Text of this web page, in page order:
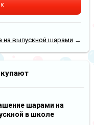
на выпускной шарами →
шарами на
в школе